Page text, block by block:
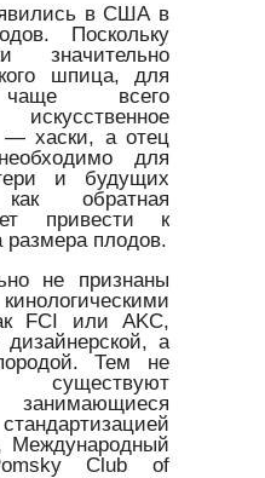
в США в
Поскольку
значительно
шпица, для
чаще всего
— хаски, а отец
для
и будущих
обратная
привести к
плодов.
не признаны
FCI или AKC,
дизайнерской, а
Тем не
Международный
Club of